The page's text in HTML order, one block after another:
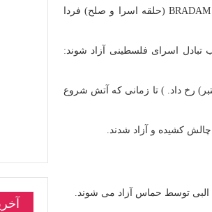
به گزارش تسنیم، سخنگوی گردان نظامی حماس گفت: «قداقصه BRADAM BRATEA PERSON (حلقه اسرا و صلح) فردا
تبادل اسرای فلسطینی آزاد شوند:
حکومت ژانوبیست از یکشنبه 5 اکتبر 2008، شیوع بیماری در نوار غزه (5 اکتبر) رخ داد. ) تا زمانی که آتش شروع
کشیده و آزاد شدند.
البی توسط حماس آزاد می شوند.